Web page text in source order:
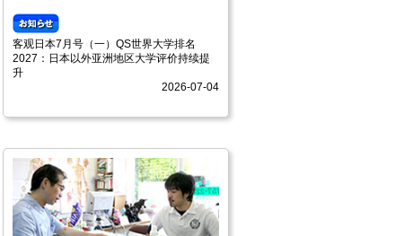
客观日本7月号（一）QS世界大学排名
2027：日本以外亚洲地区大学评价持续提
升
2026-07-04